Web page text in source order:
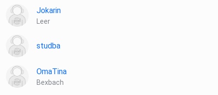
Jokarin
Leer
studba
OmaTina
Bexbach